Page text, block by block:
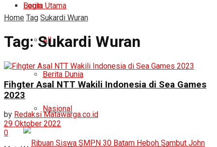
Login
Berita Utama
All
Berita Dunia
Nasional
Home Tag Sukardi Wuran
Tag:Sukardi Wuran
Fihgter Asal NTT Wakili Indonesia di Sea Games
2023
by Redaksi Matawarga.co.id
29 Oktober 2022
0